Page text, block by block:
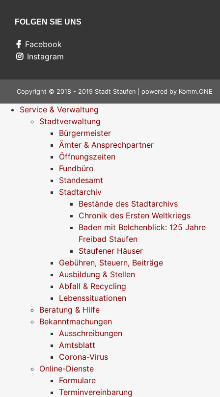
FOLGEN SIE UNS
Facebook
Instagram
Copyright © 2018 - 2019 Stadt Staufen | powered by Komm.ONE
Service & Verwaltung
Stadtverwaltung
Bürgermeister
Ämter & Ansprechpartner
Öffnungszeiten
Fundbüro
Standesamt
Stadtarchiv
Bestände des Stadtarchivs
Chronik des Ersten Weltkriegs
Baden mit Belchenblick: 125 Jahre
Freibad Staufen
Staufener Häuser
Gebühren, Steuern, Beiträge
Ausbildung & Stellen
Abfall & Recycling
Lebenssituationen
Beratung & Hilfe
Bekanntmachungen
Ausschreibungen
Amtsblatt
Corona-Virus
Online-Dienste
Formulare
Terminvereinbarung